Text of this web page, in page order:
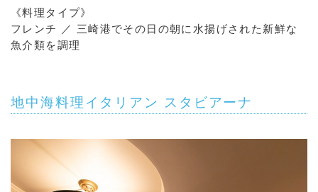
《料理タイプ》
フレンチ ／ 三崎港でその日の朝に水揚げされた新鮮な
魚介類を調理
地中海料理イタリアン スタビアーナ